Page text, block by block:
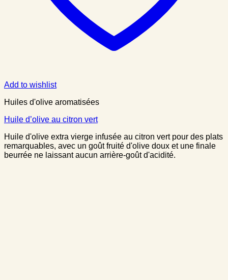
Add to wishlist
Huiles d'olive aromatisées
Huile d’olive au citron vert
Huile d'olive extra vierge infusée au citron vert pour des plats
remarquables, avec un goût fruité d'olive doux et une finale
beurrée ne laissant aucun arrière-goût d'acidité.